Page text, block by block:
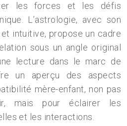
les forces et les défis
L’astrologie, avec son
intuitive, propose un cadre
sous un angle original
lecture dans le marc de
un aperçu des aspects
mère-enfant, non pas
mais pour éclairer les
et les interactions.